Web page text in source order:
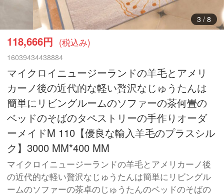
3/ 8
118,666円 (税込み)
16039434438884
マイクロイニュージーランドの羊毛とアメリ
カーノ後の近代的な軽い贅沢なじゅうたんは
簡単にリビングルームのソファーの茶何畳の
ベッドのそばのタペストリーの手作りオーダ
ーメイドM 110【優良な輸入羊毛のプラスシル
ク】3000 MM*400 MM
マイクロイニュージーランドの羊毛とアメリカーノ後
の近代的な軽い贅沢なじゅうたんは簡単にリビングル
ームのソファーの茶卓のじゅうたんのベッドのそばの